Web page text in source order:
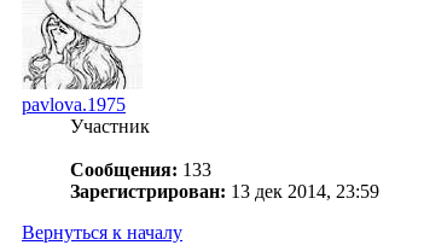
pavlova.1975
Участник
Сообщения: 133
Зарегистрирован: 13 дек 2014, 23:59
Вернуться к началу